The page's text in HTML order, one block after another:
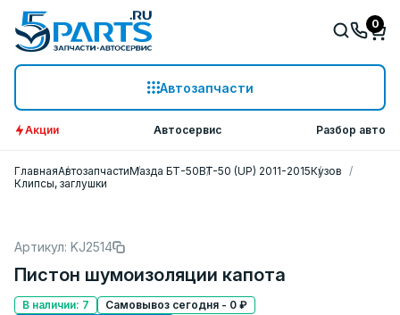
Автозапчасти
0
Акции Автосервис Разбор авто
ГлавнаяАвтозапчастиМазда БТ-50BT-50 (UP) 2011-2015Кузов
Клипсы, заглушки
Артикул: KJ2514
Пистон шумоизоляции капота
В наличии: 7
Самовывоз сегодня - 0 ₽